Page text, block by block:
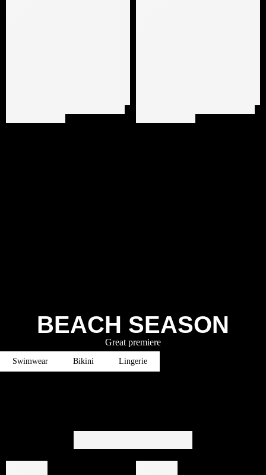
BEACH SEASON
Great premiere
Swimwear Bikini Lingerie